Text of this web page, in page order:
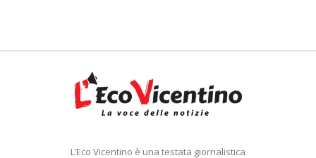
L’Eco Vicentino è una testata giornalistica